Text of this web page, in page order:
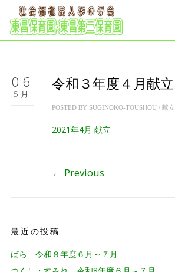
06
5月
令和３年度４月献立
POSTED BY SUGINOKO-TOUSHOU/ 献立
2021年4月 献立
← Previous
最近の投稿
ばら 令和８年度６月～７月